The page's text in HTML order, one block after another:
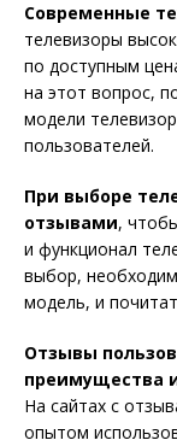
Современные
телевизоры
по доступным
на этот вопрос,
модели
пользователей.
При выборе
отзывами,
и функционал
выбор,
модель, и
Отзывы
преимущества
На сайтах с
опытом